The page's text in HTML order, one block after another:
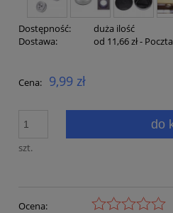
Dostępność:
duża ilość
Dostawa:
od 11,66 zł-
Cena nie zawiera ewentualnych
Cena: 9,99 zł
szt.
do
Ocena: